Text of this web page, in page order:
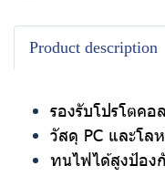
Product description
รองรับโปรโตคอ
วัสดุ PC และโล
ทนไฟได้สูงป้อง